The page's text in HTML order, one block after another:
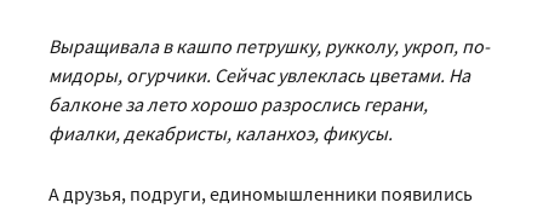
Выращивала в кашпо петрушку, рукколу, укроп, по­
мидоры, огурчики. Сейчас увлеклась цветами. На
балконе за лето хорошо разрослись герани,
фиалки, декабристы, каланхоэ, фикусы.
А друзья, подруги, единомышленники появились